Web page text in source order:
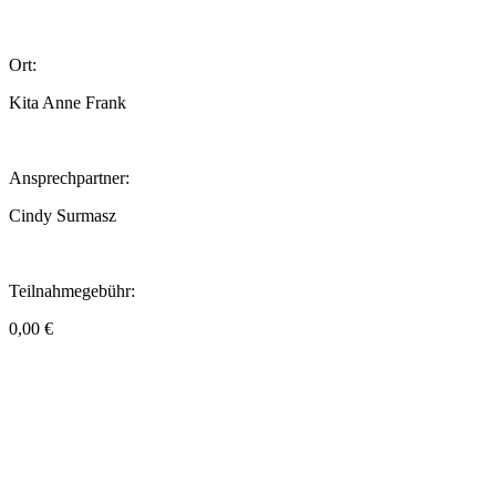
Ort:
Kita Anne Frank
Ansprechpartner:
Cindy Surmasz
Teilnahmegebühr:
0,00 €